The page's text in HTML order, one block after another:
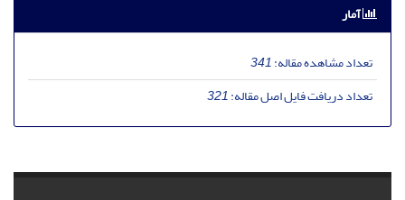
آمار
تعداد مشاهده مقاله:341
تعداد دریافت فایل اصل مقاله:321